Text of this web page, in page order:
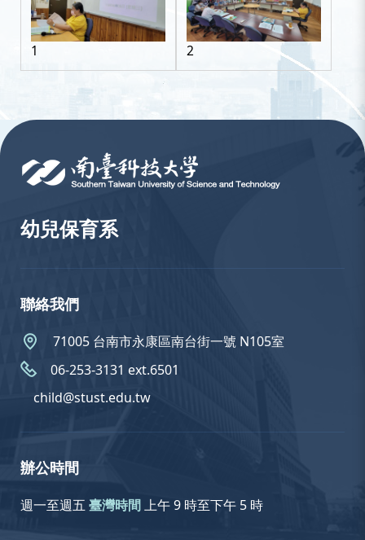
1 2
幼兒保育系
聯絡我們
71005 台南市永康區南台街一號 N105室
06-253-3131 ext.6501
child@stust.edu.tw
辦公時間
週一至週五 臺灣時間上午 9 時至下午 5 時